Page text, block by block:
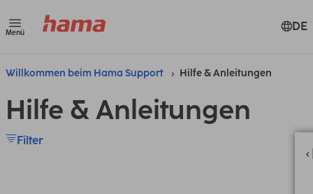
Menü DE
Willkommen beim Hama Support Hilfe & Anleitungen
Hilfe & Anleitungen
Filter